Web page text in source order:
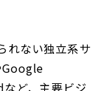
れない独立系サ
ど、主要ビジ